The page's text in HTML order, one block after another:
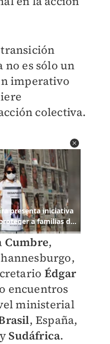
no es sólo un
imperativo
colectiva.
Cumbre,
Édgar
encuentros
ministerial
, España,
Sudáfrica.